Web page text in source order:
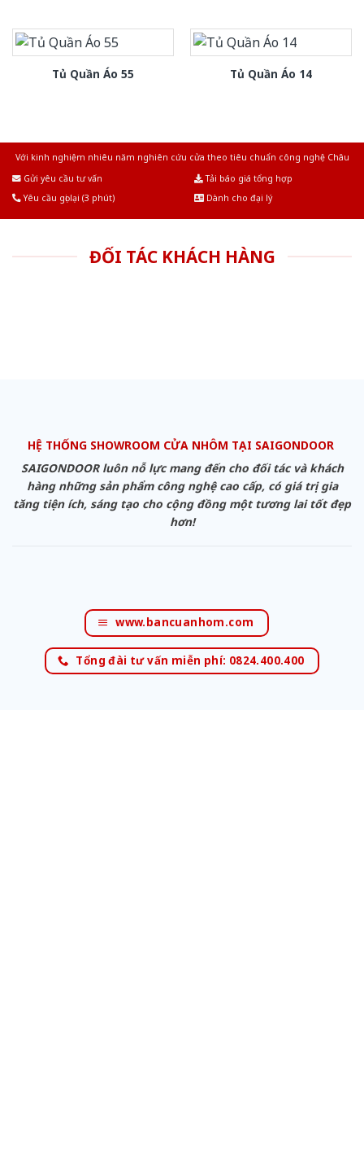
Tủ Quần Áo 55 Tủ Quần Áo 14
Với kinh nghiệm nhiêu năm nghiên cứu cửa theo tiêu chuẩn công nghệ Châu
Gửi yêu cầu tư vấn
Tải báo giá tổng hợp
Yêu cầu gọi lại (3 phút)
Dành cho đại lý
ĐỐI TÁC KHÁCH HÀNG
HỆ THỐNG SHOWROOM CỬA NHÔM TẠI SAIGONDOOR
SAIGONDOOR luôn nỗ lực mang đến cho đối tác và khách
hàng những sản phẩm công nghệ cao cấp, có giá trị gia
tăng tiện ích, sáng tạo cho cộng đồng một tương lai tốt đẹp
hơn!
www.bancuanhom.com
Tổng đài tư vấn miễn phí: 0824.400.400